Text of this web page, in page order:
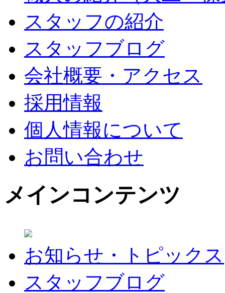
スタッフの紹介
スタッフブログ
会社概要・アクセス
採用情報
個人情報について
お問い合わせ
メインコンテンツ
お知らせ・トピックス
スタッフブログ